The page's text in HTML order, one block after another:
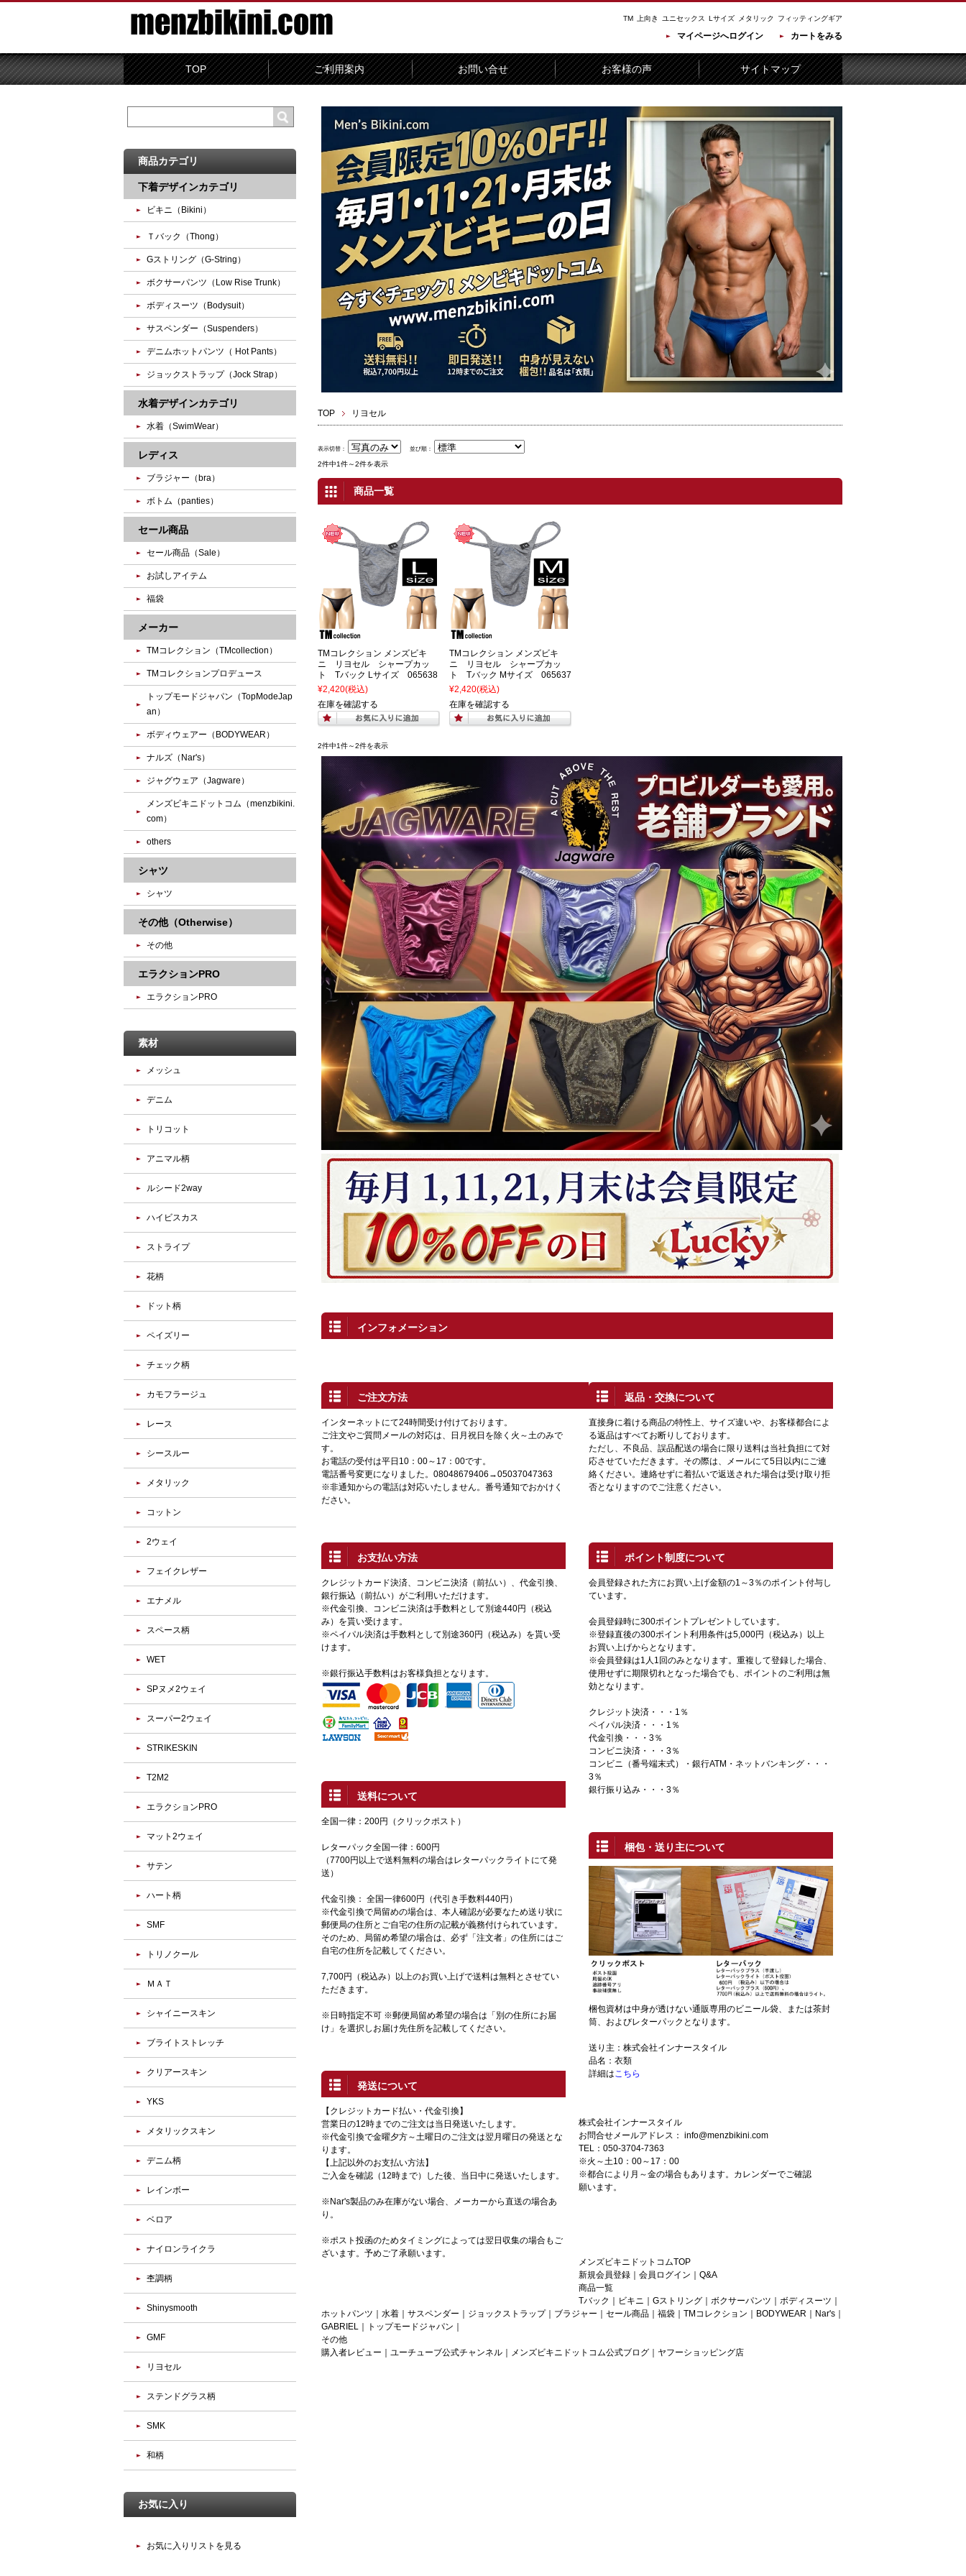
TM 上向き ユニセックス Lサイズ メタリック フィッティングギア
マイページへログイン カートをみる
TOP ご利用案内 お問い合せ お客様の声 サイトマップ
TOP リヨセル
表示切替： 並び順：
2件中1件～2件を表示
商品一覧
TMコレクション メンズビキ
ニ リヨセル シャープカッ
ト Tバック Lサイズ 065638
¥2,420(税込)
在庫を確認する
TMコレクション メンズビキ
ニ リヨセル シャープカッ
ト Tバック Mサイズ 065637
¥2,420(税込)
在庫を確認する
2件中1件～2件を表示
インフォメーション
ご注文方法
インターネットにて24時間受け付けております。
ご注文やご質問メールの対応は、日月祝日を除く火～土のみで
す。
お電話の受付は平日10：00～17：00です。
電話番号変更になりました。08048679406→05037047363
※非通知からの電話は対応いたしません。番号通知でおかけく
ださい。
お支払い方法
クレジットカード決済、コンビニ決済（前払い）、代金引換、
銀行振込（前払い）がご利用いただけます。
※代金引換、コンビニ決済は手数料として別途440円（税込
み）を貰い受けます。
※ペイパル決済は手数料として別途360円（税込み）を貰い受
けます。
※銀行振込手数料はお客様負担となります。
送料について
全国一律：200円（クリックポスト）
レターパック全国一律：600円
（7700円以上で送料無料の場合はレターパックライトにて発
送）
代金引換： 全国一律600円（代引き手数料440円）
※代金引換で局留めの場合は、本人確認が必要なため送り状に
郵便局の住所とご自宅の住所の記載が義務付けられています。
そのため、局留め希望の場合は、必ず「注文者」の住所にはご
自宅の住所を記載してください。
7,700円（税込み）以上のお買い上げで送料は無料とさせてい
ただきます。
※日時指定不可 ※郵便局留め希望の場合は「別の住所にお届
け」を選択しお届け先住所を記載してください。
発送について
【クレジットカード払い・代金引換】
営業日の12時までのご注文は当日発送いたします。
※代金引換で金曜夕方～土曜日のご注文は翌月曜日の発送とな
ります。
【上記以外のお支払い方法】
ご入金を確認（12時まで）した後、当日中に発送いたします。
※Nar's製品のみ在庫がない場合、メーカーから直送の場合あ
り。
※ポスト投函のためタイミングによっては翌日収集の場合もご
ざいます。予めご了承願います。
返品・交換について
直接身に着ける商品の特性上、サイズ違いや、お客様都合によ
る返品はすべてお断りしております。
ただし、不良品、誤品配送の場合に限り送料は当社負担にて対
応させていただきます。その際は、メールにて5日以内にご連
絡ください。連絡せずに着払いで返送された場合は受け取り拒
否となりますのでご注意ください。
ポイント制度について
会員登録された方にお買い上げ金額の1～3％のポイント付与し
ています。
会員登録時に300ポイントプレゼントしています。
※登録直後の300ポイント利用条件は5,000円（税込み）以上
お買い上げからとなります。
※会員登録は1人1回のみとなります。重複して登録した場合、
使用せずに期限切れとなった場合でも、ポイントのご利用は無
効となります。
クレジット決済・・・1％
ペイパル決済・・・1％
代金引換・・・3％
コンビニ決済・・・3％
コンビニ（番号端末式）・銀行ATM・ネットバンキング・・・
3％
銀行振り込み・・・3％
梱包・送り主について
梱包資材は中身が透けない通販専用のビニール袋、または茶封
筒、およびレターパックとなります。
送り主：株式会社インナースタイル
品名：衣類
詳細はこちら
カスタマーサポート
株式会社インナースタイル
お問合せメールアドレス： info@menzbikini.com
TEL：050-3704-7363
※火～土10：00～17：00
※都合により月～金の場合もあります。カレンダーでご確認
願います。
メンズビキニドットコムTOP
新規会員登録｜ 会員ログイン
Q&A
商品一覧
Tバック
ビキニ Gストリング｜ ボクサーパンツ ボディスーツ
ホットパンツ
水着 サスペンダー ジョックストラップ｜ ブラジャー セール商品 福袋 TMコレクション BODYWEAR Nar's
GABRIEL
トップモードジャパン
その他
購入者レビュー
ユーチューブ公式チャンネル メンズビキニドットコム公式ブログ ヤフーショッピング店
商品カテゴリ
下着デザインカテゴリ
ビキニ（Bikini）
Ｔバック（Thong）
Gストリング（G-String）
ボクサーパンツ（Low Rise Trunk）
ボディスーツ（Bodysuit）
サスペンダー（Suspenders）
デニムホットパンツ（ Hot Pants）
ジョックストラップ（Jock Strap）
水着デザインカテゴリ
水着（SwimWear）
レディス
ブラジャー（bra）
ボトム（panties）
セール商品
セール商品（Sale）
お試しアイテム
福袋
メーカー
TMコレクション（TMcollection）
TMコレクションプロデュース
トップモードジャパン（TopModeJap
an）
ボディウェアー（BODYWEAR）
ナルズ（Nar's）
ジャグウェア（Jagware）
メンズビキニドットコム（menzbikini.
com）
others
シャツ
シャツ
その他（Otherwise）
その他
エラクションPRO
エラクションPRO
素材
メッシュ
デニム
トリコット
アニマル柄
ルシード2way
ハイビスカス
ストライプ
花柄
ドット柄
ペイズリー
チェック柄
カモフラージュ
レース
シースルー
メタリック
コットン
2ウェイ
フェイクレザー
エナメル
スペース柄
WET
SPヌメ2ウェイ
スーパー2ウェイ
STRIKESKIN
T2M2
エラクションPRO
マット2ウェイ
サテン
ハート柄
SMF
トリノクール
ＭＡＴ
シャイニースキン
ブライトストレッチ
クリアースキン
YKS
メタリックスキン
デニム柄
レインボー
ベロア
ナイロンライクラ
杢調柄
Shinysmooth
GMF
リヨセル
ステンドグラス柄
SMK
和柄
お気に入り
お気に入りリストを見る